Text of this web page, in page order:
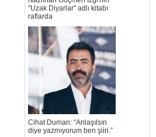
"Uzak Diyarlar" adlı kitabı
raflarda
Cihat Duman: “Anlaşılsın
diye yazmıyorum ben şiiri.”